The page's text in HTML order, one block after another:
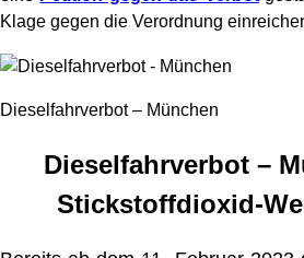
Klage gegen die Verordnung
Dieselfahrverbot – München
Dieselfahrverbot –
Stickstoffdioxid-